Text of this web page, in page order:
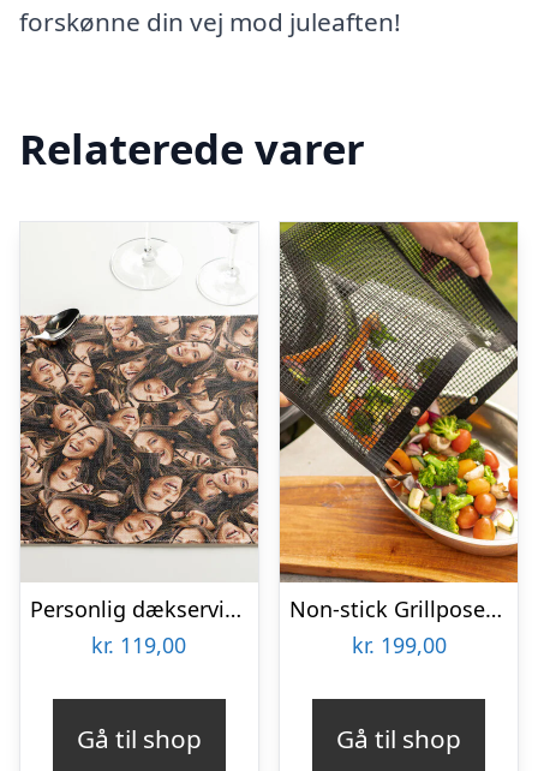
forskønne din vej mod juleaften!
Relaterede varer
Personlig dækserviet med Billede – Multiface
kr. 119,00
Gå til shop
Non-stick Grillposer 2-pak – KitchPro
kr. 199,00
Gå til shop